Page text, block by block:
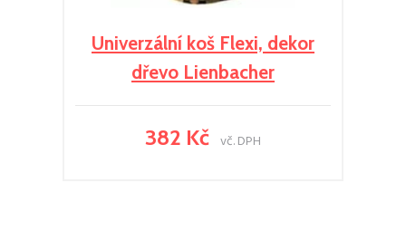
Univerzální koš Flexi, dekor
dřevo Lienbacher
382 Kč vč. DPH